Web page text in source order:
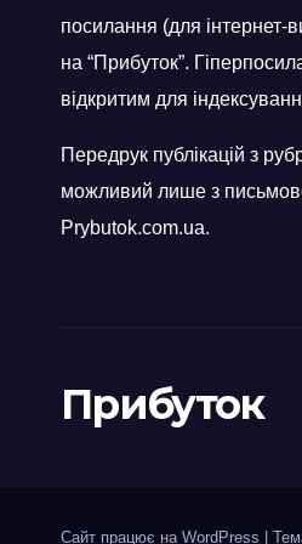
посилання (для інтернет-
на “Прибуток”.
відкритим для
Передрук публікацій з
можливий лише з
Prybutok.com.ua.
Прибуток
Сайт працює на WordPress